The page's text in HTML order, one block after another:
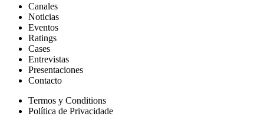
Canales
Noticias
Eventos
Ratings
Cases
Entrevistas
Presentaciones
Contacto
Termos y Conditions
Política de Privacidade